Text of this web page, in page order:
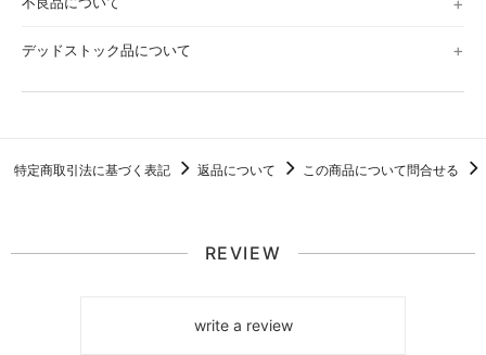
デッドストック品について
特定商取引法に基づく表記 返品について この商品について問合せる
REVIEW
write a review